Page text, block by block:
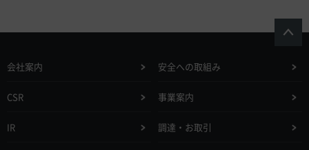
会社案内 安全への取組み
CSR 事業案内
IR 調達・お取引